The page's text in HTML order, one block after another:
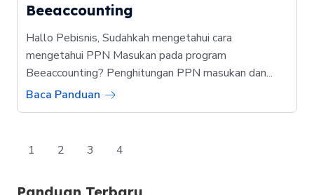
Beeaccounting
Hallo Pebisnis, Sudahkah mengetahui cara
mengetahui PPN Masukan pada program
Beeaccounting? Penghitungan PPN masukan dan...
Baca Panduan
1 2 3 4